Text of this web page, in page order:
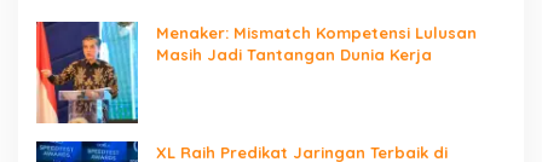
Menaker: Mismatch Kompetensi Lulusan
Masih Jadi Tantangan Dunia Kerja
XL Raih Predikat Jaringan Terbaik di